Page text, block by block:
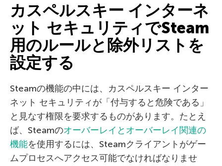
カスペルスキー インターネ
ット セキュリティでSteam
用のルールと除外リストを
設定する
Steamの機能の中には、カスペルスキー インター
ネット セキュリティが「付与すると危険である」
と見なす権限を要求するものがあります。たとえ
ば、Steamのオーバーレイとオーバーレイ関連の
機能を使用するには、Steamクライアントがゲー
ムプロセスへアクセス可能でなければなりませ